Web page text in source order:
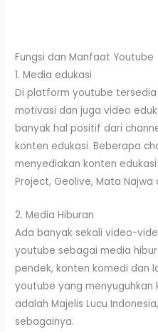
Fungsi dan Manfaat Youtube
1. Media edukasi
Di platform youtube
motivasi dan juga video
banyak hal positif dari
konten edukasi. Beberapa
menyediakan konten
Project, Geolive, Mata Najwa
2. Media Hiburan
Ada banyak sekali video-
youtube sebagai media
pendek, konten komedi dan
youtube yang menyuguhkan
adalah Majelis Lucu
sebagainya.